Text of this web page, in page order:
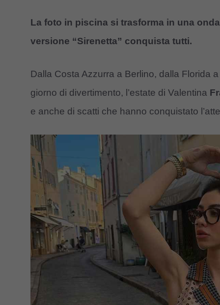
La foto in piscina si trasforma in una
versione “Sirenetta” conquista tutti.
Dalla Costa Azzurra a Berlino, dalla Florida
giorno di divertimento, l’estate di Valentina
e anche di scatti che hanno conquistato